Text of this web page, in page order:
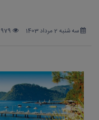
سه شنبه 2 مرداد 1403